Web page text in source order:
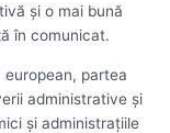
şi o mai bună
în comunicat.
partea
administrative şi
şi administraţiile